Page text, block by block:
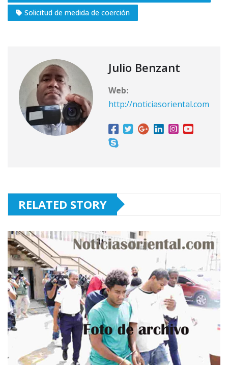
Solicitud de medida de coerción
Julio Benzant
Web:
http://noticiasoriental.com
RELATED STORY